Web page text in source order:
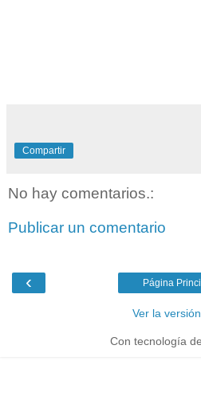
Compartir
No hay comentarios.:
Publicar un comentario
‹ Página
Ver la
Con tecnología de